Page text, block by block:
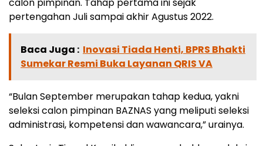
calon pimpinan. Tahap pertama ini sejak
pertengahan Juli sampai akhir Agustus 2022.
Baca Juga : Inovasi Tiada Henti, BPRS Bhakti
Sumekar Resmi Buka Layanan QRIS VA
“Bulan September merupakan tahap kedua, yakni
seleksi calon pimpinan BAZNAS yang meliputi seleksi
administrasi, kompetensi dan wawancara,” urainya.